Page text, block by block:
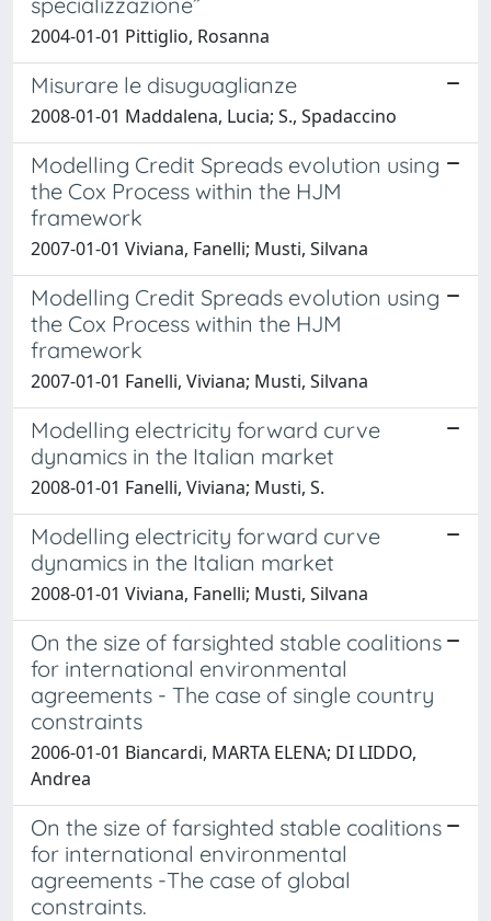
2004-01-01 Pittiglio, Rosanna
Misurare le disuguaglianze
2008-01-01 Maddalena, Lucia; S., Spadaccino
Modelling Credit Spreads evolution using
the Cox Process within the HJM
framework
2007-01-01 Viviana, Fanelli; Musti, Silvana
Modelling Credit Spreads evolution using
the Cox Process within the HJM
framework
2007-01-01 Fanelli, Viviana; Musti, Silvana
Modelling electricity forward curve
dynamics in the Italian market
2008-01-01 Fanelli, Viviana; Musti, S.
Modelling electricity forward curve
dynamics in the Italian market
2008-01-01 Viviana, Fanelli; Musti, Silvana
On the size of farsighted stable coalitions
for international environmental
agreements - The case of single country
constraints
2006-01-01 Biancardi, MARTA ELENA; DI LIDDO,
Andrea
On the size of farsighted stable coalitions
for international environmental
agreements -The case of global
constraints.